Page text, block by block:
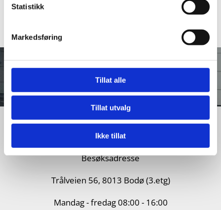
Statistikk
Markedsføring
Tillat alle
Tillat utvalg
Ikke tillat
Besøksadresse
Trålveien 56, 8013 Bodø (3.etg)
Mandag - fredag 08:00 - 16:00